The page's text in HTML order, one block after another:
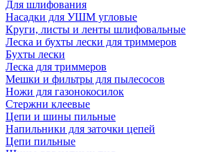
Для шлифования
Насадки для УШМ угловые
Круги, листы и ленты шлифовальные
Леска и бухты лески для триммеров
Бухты лески
Леска для триммеров
Мешки и фильтры для пылесосов
Ножи для газонокосилок
Стержни клеевые
Цепи и шины пильные
Напильники для заточки цепей
Цепи пильные